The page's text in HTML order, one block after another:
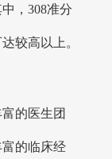
，308准分
较高以上。
的医生团
的临床经